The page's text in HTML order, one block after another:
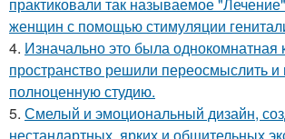
женщин с помощью стимуляции
4. Изначально это была однокомнатная
пространство решили переосмыслить и
полноценную студию.
5. Смелый и эмоциональный дизайн,
нестандартных, ярких и общительных